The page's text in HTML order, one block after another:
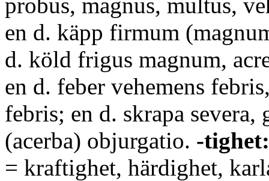
en d. käpp firmum
d. köld frigus magnum,
en d. feber vehemens
febris; en d. skrapa severa,
(acerba) objurgatio. -tighet:
= kraftighet, härdighet,